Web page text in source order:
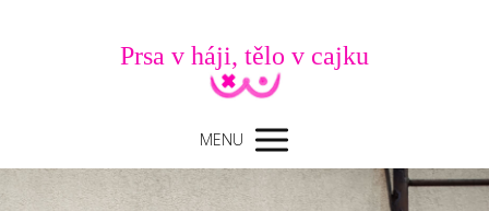
Prsa v háji, tělo v cajku
MENU